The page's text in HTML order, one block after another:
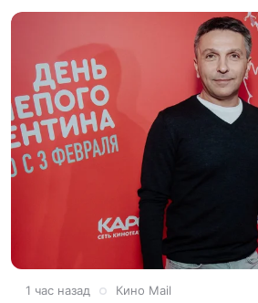
1 час назад Кино Mail